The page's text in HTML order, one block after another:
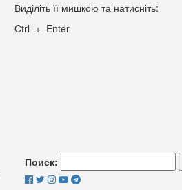
Виділіть її мишкою та натисніть:
Ctrl + Enter
Поиск: